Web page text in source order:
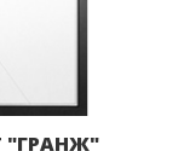
"ГРАНЖ"